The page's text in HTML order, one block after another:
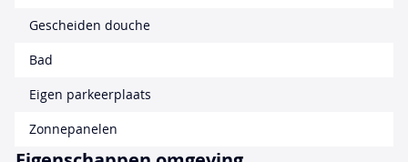
Gescheiden douche
Bad
Eigen parkeerplaats
Zonnepanelen